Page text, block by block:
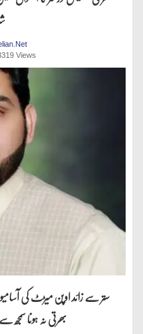
Views
ستر سے زائد اوپن میڑٹ کی
بھرتی نہ ہونا سمجھ